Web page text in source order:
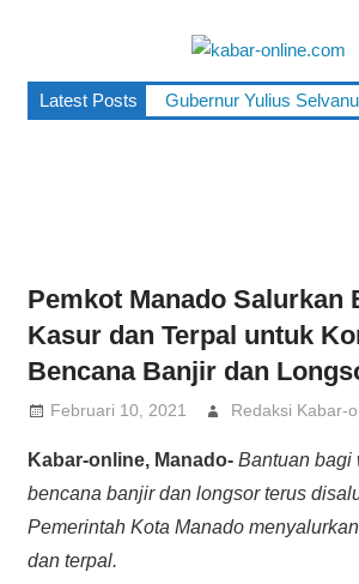
terpercaya
dalam
Latest Posts Gubernur Yulius
Pemkot Manado Salurkan
Kasur dan Terpal untuk
Bencana Banjir dan
Februari 10, 2021 Redaksi Kabar-
Kabar-online, Manado- Bantuan bagi
bencana banjir dan longsor terus
Pemerintah Kota Manado
dan terpal.